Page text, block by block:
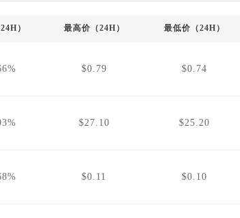
） 最高价（24H） 最低价（24H）
$0.79 $0.74
$27.10 $25.20
$0.11 $0.10